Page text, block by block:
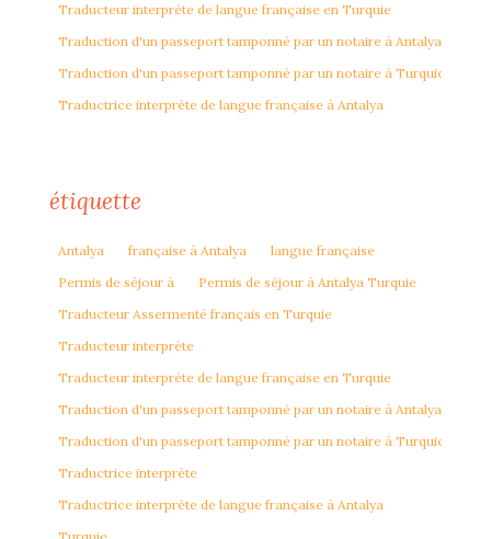
Traducteur interprète de langue française en Turquie
Traduction d'un passeport tamponné par un notaire à Antalya
Traduction d'un passeport tamponné par un notaire à Turquie
Traductrice interprète de langue française à Antalya
étiquette
Antalya française à Antalya
langue française
Permis de séjour à
Permis de séjour à Antalya Turquie
Traducteur Assermenté français en Turquie
Traducteur interprète
Traducteur interprète de langue française en Turquie
Traduction d'un passeport tamponné par un notaire à Antalya
Traduction d'un passeport tamponné par un notaire à Turquie
Traductrice interprète
Traductrice interprète de langue française à Antalya